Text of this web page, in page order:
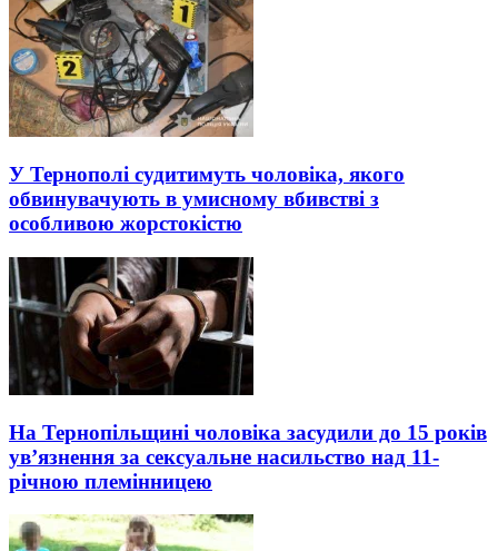
У Тернополі судитимуть чоловіка, якого
обвинувачують в умисному вбивстві з
особливою жорстокістю
На Тернопільщині чоловіка засудили до 15 років
ув’язнення за сексуальне насильство над 11-
річною племінницею